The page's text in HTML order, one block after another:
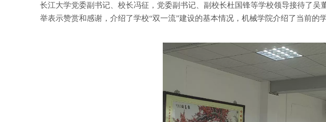
长江大学党委副书记、校长冯征，党委副书记、副校长杜国锋等学校领导接待了
举表示赞赏和感谢，介绍了学校“双一流”建设的基本情况，机械学院介绍了当前的